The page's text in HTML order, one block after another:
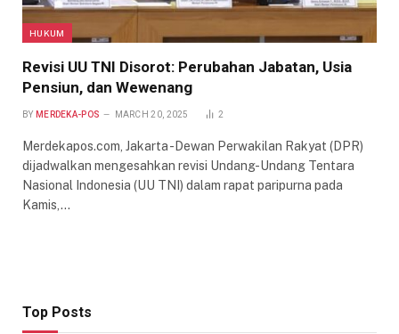
HUKUM
Revisi UU TNI Disorot: Perubahan Jabatan, Usia
Pensiun, dan Wewenang
BY MERDEKA-POS MARCH 20, 2025 2
Merdekapos.com, Jakarta -Dewan Perwakilan Rakyat (DPR)
dijadwalkan mengesahkan revisi Undang-Undang Tentara
Nasional Indonesia (UU TNI) dalam rapat paripurna pada
Kamis,…
Top Posts